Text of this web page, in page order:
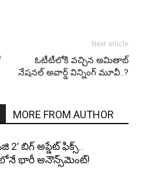
Next article
ఓటీటీలోకి వ‌చ్చిన అమితాబ్
నేష‌న‌ల్ అవార్డ్ విన్నింగ్ మూవీ..?
MORE FROM AUTHOR
2’ బిగ్ అప్డేట్ ఫిక్స్..
భారీ అనౌన్స్‌మెంట్!